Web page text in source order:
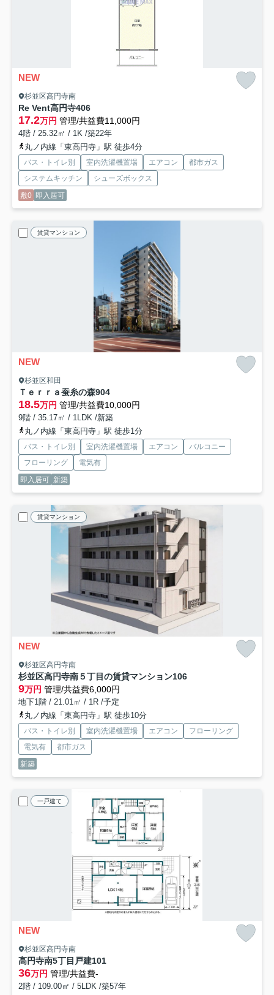
NEW
杉並区高円寺南
Re Vent高円寺406
17.2万円 管理/共益費11,000円
4階 / 25.32㎡ / 1K /築22年
丸ノ内線「東高円寺」駅 徒歩4分
バス・トイレ別 室内洗濯機置場 エアコン
都市ガス
システムキッチン
シューズボックス
敷0 即入居可
賃貸マンション
NEW
杉並区和田
Ｔｅｒｒａ蚕糸の森904
18.5万円 管理/共益費10,000円
9階 / 35.17㎡ / 1LDK /新築
丸ノ内線「東高円寺」駅 徒歩1分
バス・トイレ別 室内洗濯機置場 エアコン
バルコニー
フローリング
電気有
即入居可 新築
賃貸マンション
NEW
杉並区高円寺南
杉並区高円寺南５丁目の賃貸マンション106
9万円 管理/共益費6,000円
地下1階 / 21.01㎡ / 1R /予定
丸ノ内線「東高円寺」駅 徒歩10分
バス・トイレ別 室内洗濯機置場 エアコン
フローリング
電気有
都市ガス
新築
一戸建て
NEW
杉並区高円寺南
高円寺南5丁目戸建101
36万円 管理/共益費-
2階 / 109.00㎡ / 5LDK /築57年